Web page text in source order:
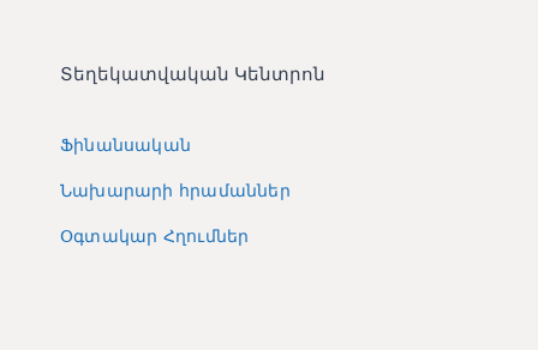
Տեղեկատվական Կենտրոն
Ֆինանսական
Նախարարի հրամաններ
Օգտակար Հղումներ